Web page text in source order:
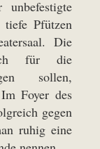
Pfützen
Die
für die
sollen,
Foyer des
gegen
ruhig eine